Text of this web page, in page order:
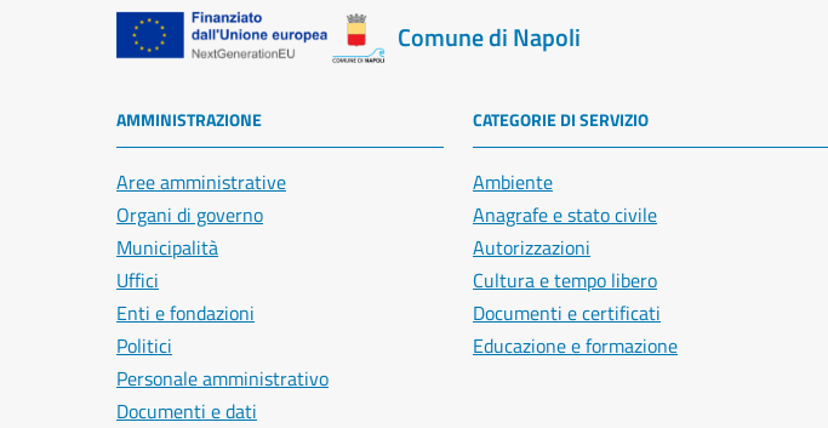
Comune di Napoli
AMMINISTRAZIONE
Aree amministrative
Organi di governo
Municipalità
Uffici
Enti e fondazioni
Politici
Personale amministrativo
Documenti e dati
CATEGORIE DI SERVIZIO
Ambiente
Anagrafe e stato civile
Autorizzazioni
Cultura e tempo libero
Documenti e certificati
Educazione e formazione